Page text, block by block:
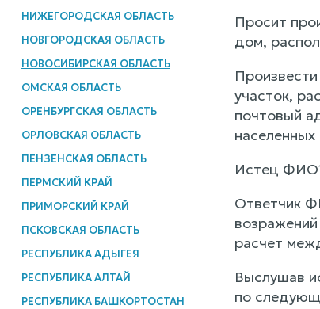
НИЖЕГОРОДСКАЯ ОБЛАСТЬ
НОВГОРОДСКАЯ ОБЛАСТЬ
НОВОСИБИРСКАЯ ОБЛАСТЬ
ОМСКАЯ ОБЛАСТЬ
ОРЕНБУРГСКАЯ ОБЛАСТЬ
ОРЛОВСКАЯ ОБЛАСТЬ
ПЕНЗЕНСКАЯ ОБЛАСТЬ
ПЕРМСКИЙ КРАЙ
ПРИМОРСКИЙ КРАЙ
ПСКОВСКАЯ ОБЛАСТЬ
РЕСПУБЛИКА АДЫГЕЯ
РЕСПУБЛИКА АЛТАЙ
РЕСПУБЛИКА БАШКОРТОСТАН
Просит
дом,
участок,
почтовый
Истец
Ответчик
расчет
Выслушав
по